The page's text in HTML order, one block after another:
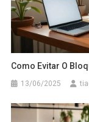
Como Evitar O
13/06/2025